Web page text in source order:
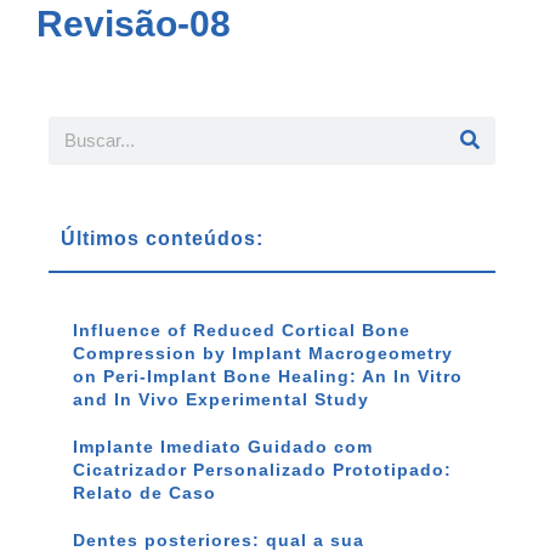
Revisão-08
Últimos conteúdos:
Influence of Reduced Cortical Bone
Compression by Implant Macrogeometry
on Peri-Implant Bone Healing: An In Vitro
and In Vivo Experimental Study
Implante Imediato Guidado com
Cicatrizador Personalizado Prototipado:
Relato de Caso
Dentes posteriores: qual a sua